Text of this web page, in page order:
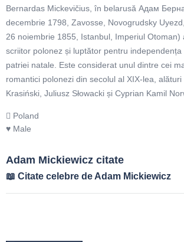
Bernardas Mickevičius, în belarusă Адам
decembrie 1798, Zavosse​, Novogrudsky
26 noiembrie 1855, Istanbul, Imperiul Otoman)
scriitor polonez și luptător pentru
patriei natale. Este considerat unul dintre cei
romantici polonezi din secolul al XIX-lea,
Krasiński, Juliusz Słowacki și Cyprian Kamil
Poland
Male
Adam Mickiewicz citate
Citate celebre de Adam Mickiewicz